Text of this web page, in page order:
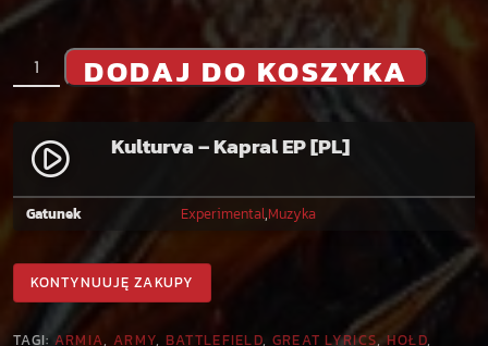
l
K
t
u
DODAJ DO KOSZYKA
play_circle_filled Kulturva – Kapral EP [PL]
Gatunek Experimental,Muzyka
KONTYNUUJĘ ZAKUPY
TAGI: ARMIA, ARMY, BATTLEFIELD, GREAT LYRICS,HOŁD,